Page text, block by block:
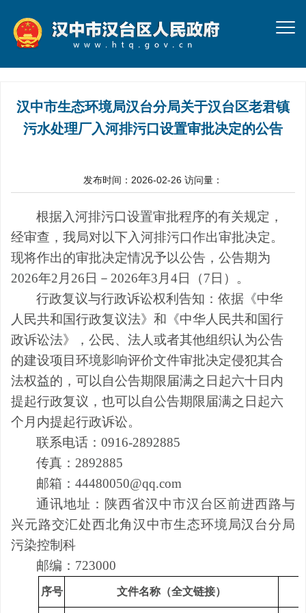
汉中市生态环境局汉台分局关于汉台区老君镇
污水处理厂入河排污口设置审批决定的公告
发布时间：2026-02-26 访问量：
根据入河排污口设置审批程序的有关规定，
经审查，我局对以下入河排污口作出审批决定。
现将作出的审批决定情况予以公告，公告期为
2026年2月26日－2026年3月4日（7日）。
行政复议与行政诉讼权利告知：依据《中华
人民共和国行政复议法》和《中华人民共和国行
政诉讼法》，公民、法人或者其他组织认为公告
的建设项目环境影响评价文件审批决定侵犯其合
法权益的，可以自公告期限届满之日起六十日内
提起行政复议，也可以自公告期限届满之日起六
个月内提起行政诉讼。
联系电话：0916-2892885
传真： 2892885
邮箱：44480050@qq.com
通讯地址：陕西省汉中市汉台区前进西路与
兴元路交汇处西北角汉中市生态环境局汉台分局
污染控制科
邮编： 723000
序号 文件名称（全文链接）